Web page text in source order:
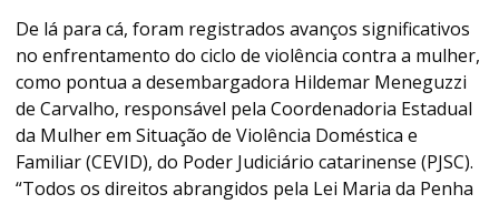
De lá para cá, foram registrados avanços significativos
no enfrentamento do ciclo de violência contra a mulher,
como pontua a desembargadora Hildemar Meneguzzi
de Carvalho, responsável pela Coordenadoria Estadual
da Mulher em Situação de Violência Doméstica e
Familiar (CEVID), do Poder Judiciário catarinense (PJSC).
“Todos os direitos abrangidos pela Lei Maria da Penha